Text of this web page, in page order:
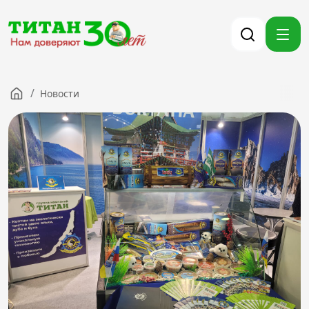
Компания
Партнерам
Тендеры
Вакансии
Новости
Контакты
Версия для слабовидящих
8 (3012) 411-099
/ Новости